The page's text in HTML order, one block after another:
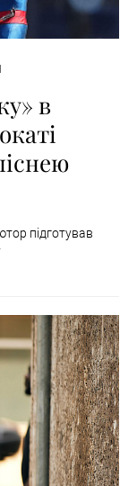
в
підготував